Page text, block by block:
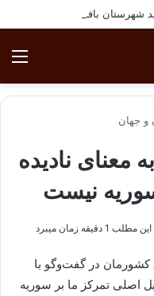
و جهان
معنای نادیده
نیست
1 دقیقه زمان میبرد
کشورمان در گفت‌وگو با
اصلی تمرکز ما بر سوریه